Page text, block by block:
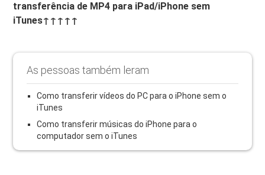
transferência de MP4 para iPad/iPhone sem
iTunes↑↑↑↑↑
As pessoas também leram
Como transferir vídeos do PC para o iPhone sem o
iTunes
Como transferir músicas do iPhone para o
computador sem o iTunes